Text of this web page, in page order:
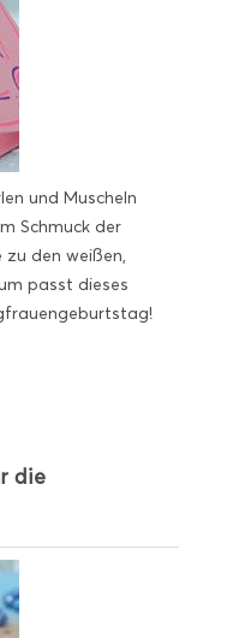
und Muscheln
Schmuck der
den weißen,
passt dieses
die